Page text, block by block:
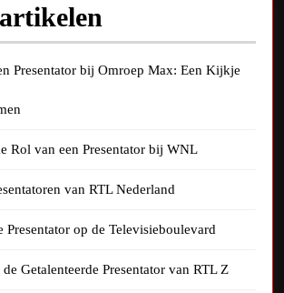
Presentator bij Omroep Max: Een Kijkje
Rol van een Presentator bij WNL
van RTL Nederland
Presentator op de Televisieboulevard
Getalenteerde Presentator van RTL Z